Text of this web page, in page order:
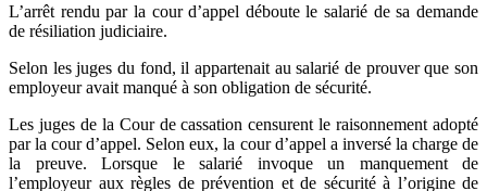
L’arrêt rendu par la cour d’appel déboute le salarié de sa demande
de résiliation judiciaire.
Selon les juges du fond, il appartenait au salarié de prouver que son
employeur avait manqué à son obligation de sécurité.
Les juges de la Cour de cassation censurent le raisonnement adopté
par la cour d’appel. Selon eux, la cour d’appel a inversé la charge de
la preuve. Lorsque le salarié invoque un manquement de
l’employeur aux règles de prévention et de sécurité à l’origine de